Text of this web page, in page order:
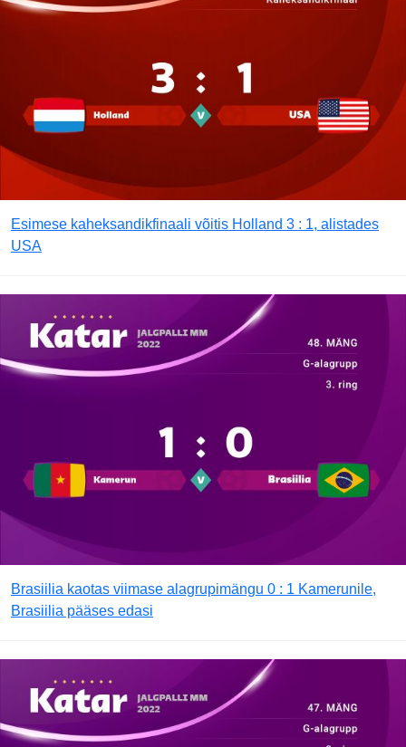
Esimese kaheksandikfinaali võitis Holland 3 : 1, alistades
USA
Brasiilia kaotas viimase alagrupimängu 0 : 1 Kamerunile,
Brasiilia pääses edasi